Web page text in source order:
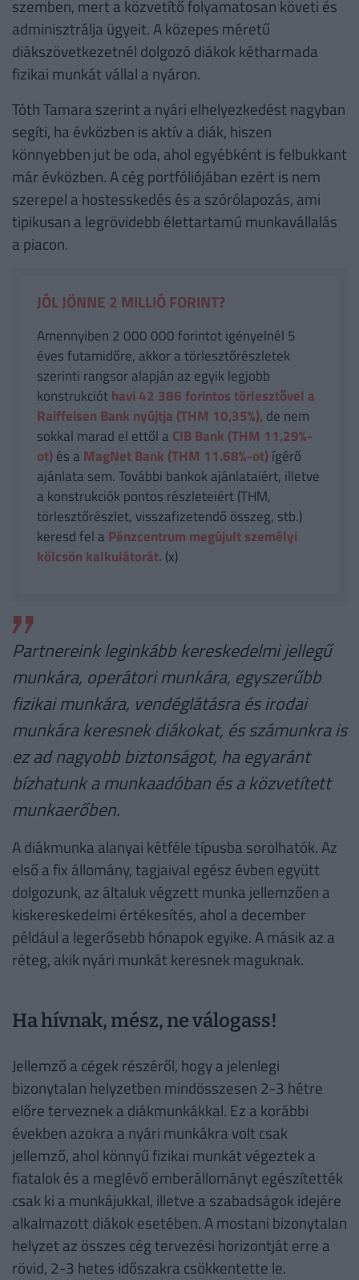
szemben, mert a közvetítő folyamatosan követi és
adminisztrálja ügyeit. A közepes méretű
diákszövetkezetnél dolgozó diákok kétharmada
fizikai munkát vállal a nyáron.
Tóth Tamara szerint a nyári elhelyezkedést nagyban
segíti, ha évközben is aktív a diák, hiszen
könnyebben jut be oda, ahol egyébként is felbukkant
már évközben. A cég portfóliójában ezért is nem
szerepel a hostesskedés és a szórólapozás, ami
tipikusan a legrövidebb élettartamú munkavállalás
a piacon.
JÓL JÖNNE 2 MILLIÓ FORINT?
Amennyiben 2 000 000 forintot igényelnél 5
éves futamidőre, akkor a törlesztőrészletek
szerinti rangsor alapján az egyik legjobb
konstrukcióthavi 42 386 forintos törlesztővel a
Raiffeisen Bank nyújtja (THM 10,35%), de nem
sokkal marad el ettől a CIB Bank (THM 11,29%-
ot)és a MagNet Bank (THM 11.68%-ot)ígérő
ajánlata sem. További bankok ajánlataiért, illetve
a konstrukciók pontos részleteiért (THM,
törlesztőrészlet, visszafizetendő összeg, stb.)
keresd fel a Pénzcentrum megújult személyi
kölcsön kalkulátorát. (x)
Partnereink leginkább kereskedelmi jellegű
munkára, operátori munkára, egyszerűbb
fizikai munkára, vendéglátásra és irodai
munkára keresnek diákokat, és számunkra is
ez ad nagyobb biztonságot, ha egyaránt
bízhatunk a munkaadóban és a közvetített
munkaerőben.
A diákmunka alanyai kétféle típusba sorolhatók. Az
első a fix állomány, tagjaival egész évben együtt
dolgozunk, az általuk végzett munka jellemzően a
kiskereskedelmi értékesítés, ahol a december
például a legerősebb hónapok egyike. A másik az a
réteg, akik nyári munkát keresnek maguknak.
Ha hívnak, mész, ne válogass!
Jellemző a cégek részéről, hogy a jelenlegi
bizonytalan helyzetben mindösszesen 2-3 hétre
előre terveznek a diákmunkákkal. Ez a korábbi
években azokra a nyári munkákra volt csak
jellemző, ahol könnyű fizikai munkát végeztek a
fiatalok és a meglévő emberállományt egészítették
csak ki a munkájukkal, illetve a szabadságok idejére
alkalmazott diákok esetében. A mostani bizonytalan
helyzet az összes cég tervezési horizontját erre a
rövid, 2-3 hetes időszakra csökkentette le.